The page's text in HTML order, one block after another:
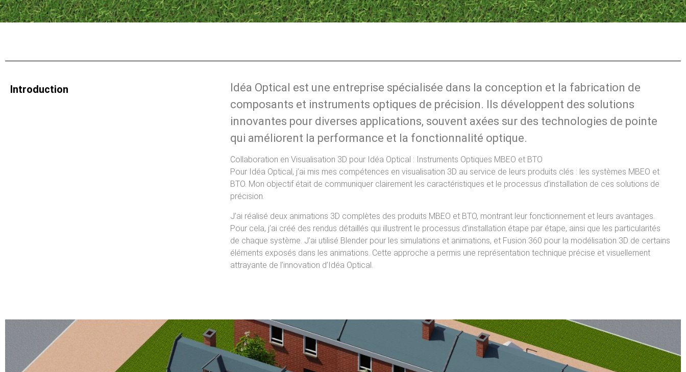
Introduction
Idéa Optical est une entreprise spécialisée dans la conception et la fabrication de
composants et instruments optiques de précision. Ils développent des solutions
innovantes pour diverses applications, souvent axées sur des technologies de pointe
qui améliorent la performance et la fonctionnalité optique.
Collaboration en Visualisation 3D pour Idéa Optical : Instruments Optiques MBEO et BTO
Pour Idéa Optical, j’ai mis mes compétences en visualisation 3D au service de leurs produits clés : les systèmes MBEO et
BTO. Mon objectif était de communiquer clairement les caractéristiques et le processus d’installation de ces solutions de
précision.
J’ai réalisé deux animations 3D complètes des produits MBEO et BTO, montrant leur fonctionnement et leurs avantages.
Pour cela, j’ai créé des rendus détaillés qui illustrent le processus d’installation étape par étape, ainsi que les particularités
de chaque système. J’ai utilisé Blender pour les simulations et animations, et Fusion 360 pour la modélisation 3D de certains
éléments exposés dans les animations. Cette approche a permis une représentation technique précise et visuellement
attrayante de l’innovation d’Idéa Optical.